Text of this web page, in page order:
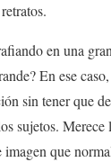
en una
En ese
sin tener que
sujetos.
que